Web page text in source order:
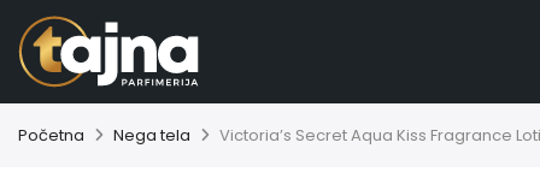
Početna Nega tela Victoria’s Secret Aqua Kiss Fragrance